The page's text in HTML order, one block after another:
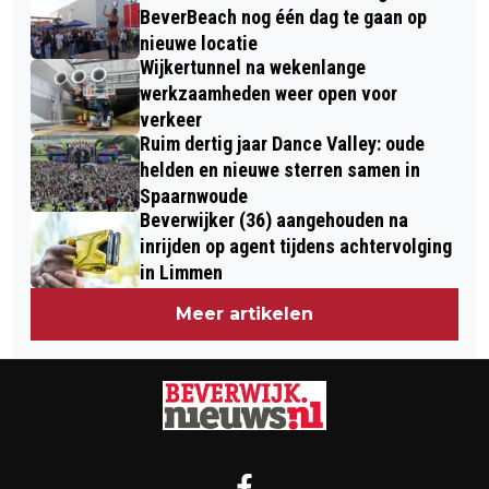
BeverBeach nog één dag te gaan op
nieuwe locatie
Wijkertunnel na wekenlange
werkzaamheden weer open voor
verkeer
Ruim dertig jaar Dance Valley: oude
helden en nieuwe sterren samen in
Spaarnwoude
Beverwijker (36) aangehouden na
inrijden op agent tijdens achtervolging
in Limmen
Meer artikelen